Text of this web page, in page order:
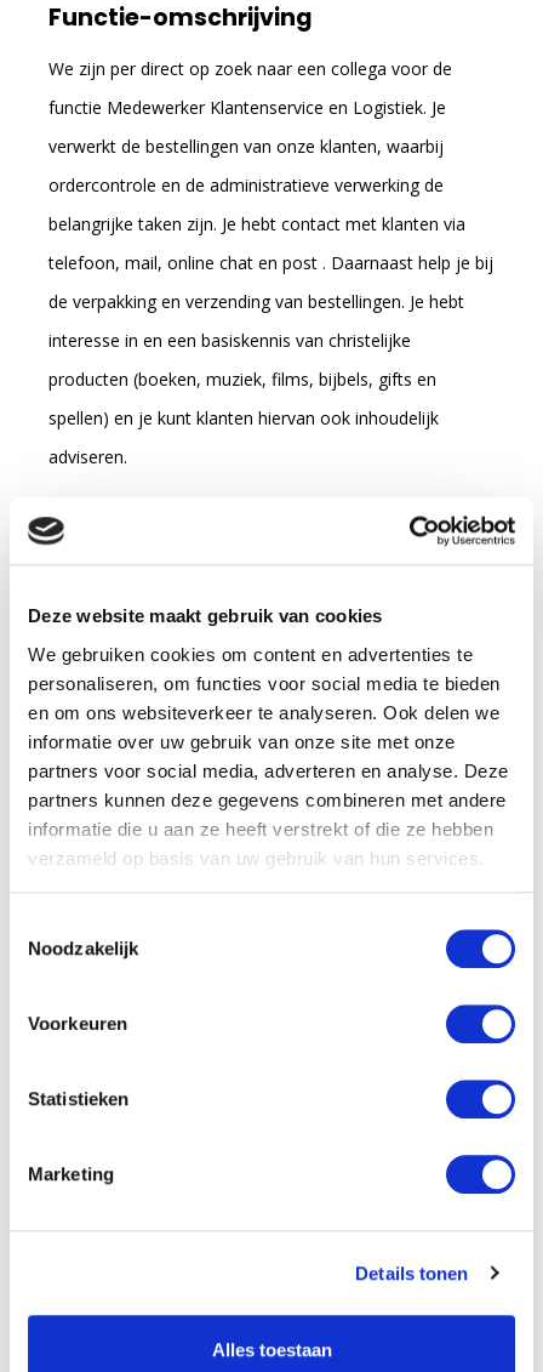
Deze website maakt gebruik van cookies
We gebruiken cookies om content en advertenties te
personaliseren, om functies voor social media te bieden
en om ons websiteverkeer te analyseren. Ook delen we
informatie over uw gebruik van onze site met onze
partners voor social media, adverteren en analyse. Deze
partners kunnen deze gegevens combineren met andere
informatie die u aan ze heeft verstrekt of die ze hebben
verzameld op basis van uw gebruik van hun services.
Noodzakelijk
Voorkeuren
Statistieken
Marketing
Details tonen
Alles toestaan
Functie-omschrijving
We zijn per direct op zoek naar een collega voor de
functie Medewerker Klantenservice en Logistiek. Je
verwerkt de bestellingen van onze klanten, waarbij
ordercontrole en de administratieve verwerking de
belangrijke taken zijn. Je hebt contact met klanten via
telefoon, mail, online chat en post . Daarnaast help je bij
de verpakking en verzending van bestellingen. Je hebt
interesse in en een basiskennis van christelijke
producten (boeken, muziek, films, bijbels, gifts en
spellen) en je kunt klanten hiervan ook inhoudelijk
adviseren.
Wat verwachten we van jou?
Je bent enthousiast over de visie van onze organisatie.
We verwachten dat je stressbestendig bent en dat je
goed kunt omgaan met tijdsdruk. Nauwkeurig werken is
een belangrijk vereiste, evenals administratief inzicht. Je
bent op korte termijn beschikbaar en je bent woonachtig
in Houten of de (nabije) omgeving. We vinden het
belangrijk dat je christen bent en dat je begripvol bent
naar christenen uit diverse kerkelijke richtingen.
De mogelijkheid om per direct aan de slag te gaan. Je
een contract voor 20-24 uur per week, waarbij de
kunnen zijn. De werktijden zijn bespreekbaar. Deze baan
kinderen.
week. Het salaris en de arbeidsvoorwaarden zijn